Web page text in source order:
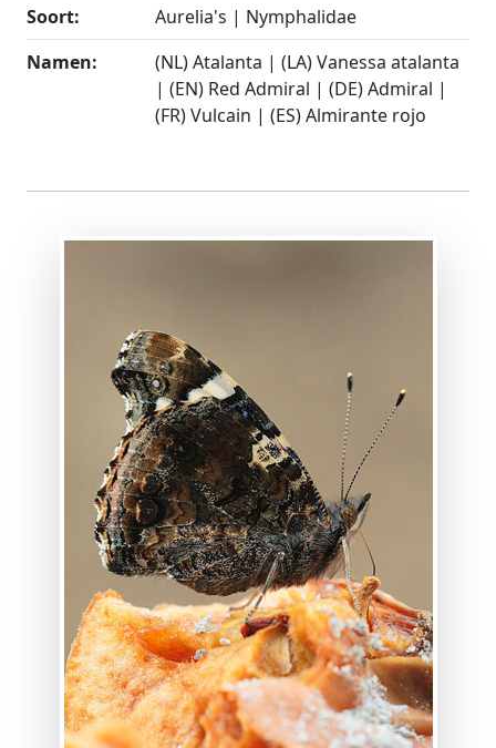
Soort:
Aurelia's | Nymphalidae
Namen:
(NL) Atalanta | (LA) Vanessa atalanta
| (EN) Red Admiral | (DE) Admiral |
(FR) Vulcain | (ES) Almirante rojo